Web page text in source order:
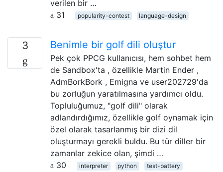
verilen bir …
31
popularity-contest language-design
3 Benimle bir golf dili oluştur
Pek çok PPCG kullanıcısı, hem sohbet hem
de Sandbox'ta , özellikle Martin Ender ,
AdmBorkBork , Emigna ve user202729'da
bu zorluğun yaratılmasına yardımcı oldu.
Topluluğumuz, "golf dili" olarak
adlandırdığımız, özellikle golf oynamak için
özel olarak tasarlanmış bir dizi dil
oluşturmayı gerekli buldu. Bu tür diller bir
zamanlar zekice olan, şimdi …
30
interpreter python
test-battery